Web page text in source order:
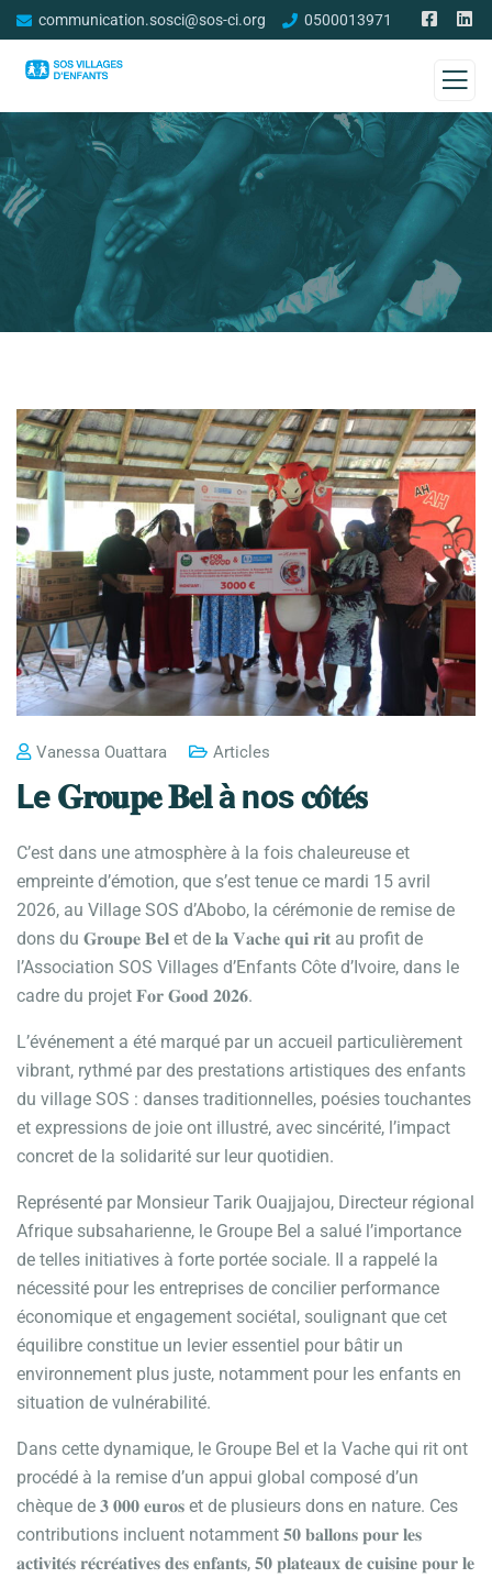
communication.sosci@sos-ci.org 0500013971
Vanessa Ouattara Articles
Le 𝐆𝐫𝐨𝐮𝐩𝐞 𝐁𝐞𝐥 à nos 𝐜𝐨̂𝐭𝐞́𝐬
C’est dans une atmosphère à la fois chaleureuse et
empreinte d’émotion, que s’est tenue ce mardi 15 avril
2026, au Village SOS d’Abobo, la cérémonie de remise de
dons du 𝐆𝐫𝐨𝐮𝐩𝐞 𝐁𝐞𝐥 et de 𝐥𝐚 𝐕𝐚𝐜𝐡𝐞 𝐪𝐮𝐢 𝐫𝐢𝐭 au profit de
l’Association SOS Villages d’Enfants Côte d’Ivoire, dans le
cadre du projet 𝐅𝐨𝐫 𝐆𝐨𝐨𝐝 𝟐𝟎𝟐𝟔.
L’événement a été marqué par un accueil particulièrement
vibrant, rythmé par des prestations artistiques des enfants
du village SOS : danses traditionnelles, poésies touchantes
et expressions de joie ont illustré, avec sincérité, l’impact
concret de la solidarité sur leur quotidien.
Représenté par Monsieur Tarik Ouajjajou, Directeur régional
Afrique subsaharienne, le Groupe Bel a salué l’importance
de telles initiatives à forte portée sociale. Il a rappelé la
nécessité pour les entreprises de concilier performance
économique et engagement sociétal, soulignant que cet
équilibre constitue un levier essentiel pour bâtir un
environnement plus juste, notamment pour les enfants en
situation de vulnérabilité.
Dans cette dynamique, le Groupe Bel et la Vache qui rit ont
procédé à la remise d’un appui global composé d’un
chèque de 𝟑 𝟎𝟎𝟎 𝐞𝐮𝐫𝐨𝐬 et de plusieurs dons en nature. Ces
contributions incluent notamment 𝟓𝟎 𝐛𝐚𝐥𝐥𝐨𝐧𝐬 𝐩𝐨𝐮𝐫 𝐥𝐞𝐬
𝐚𝐜𝐭𝐢𝐯𝐢𝐭𝐞́𝐬 𝐫𝐞́𝐜𝐫𝐞́𝐚𝐭𝐢𝐯𝐞𝐬 𝐝𝐞𝐬 𝐞𝐧𝐟𝐚𝐧𝐭𝐬, 𝟓𝟎 𝐩𝐥𝐚𝐭𝐞𝐚𝐮𝐱 𝐝𝐞 𝐜𝐮𝐢𝐬𝐢𝐧𝐞 𝐩𝐨𝐮𝐫 𝐥𝐞